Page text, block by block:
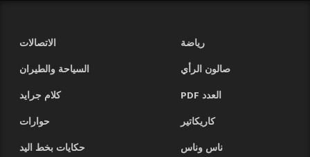
رياضة
الاتصالات
صالون الرأي
السياحة والطيران
العدد PDF
كلام جرايد
كاريكاتير
حوارات
ناس وناس
حكايات بخط اليد